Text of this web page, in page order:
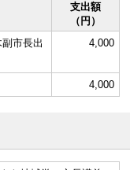
支出額
（円）
市長出
4,000
4,000